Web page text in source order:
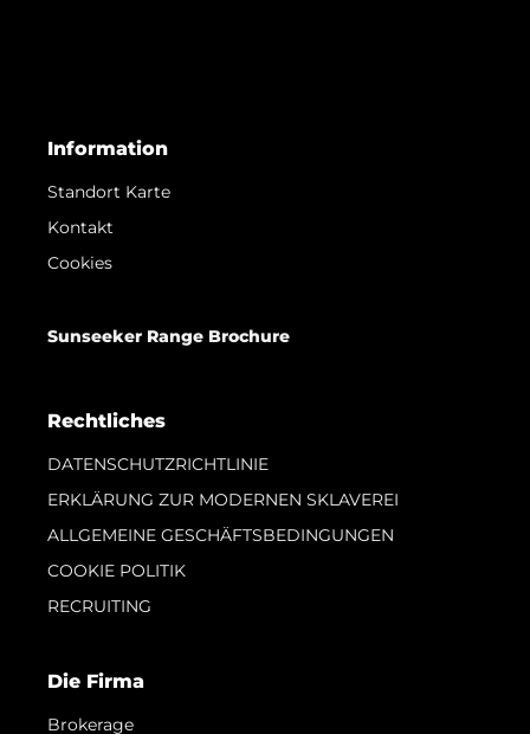
Information
Standort Karte
Kontakt
Cookies
Sunseeker Range Brochure
Rechtliches
DATENSCHUTZRICHTLINIE
ERKLÄRUNG ZUR MODERNEN SKLAVEREI
ALLGEMEINE GESCHÄFTSBEDINGUNGEN
COOKIE POLITIK
RECRUITING
Die Firma
Brokerage